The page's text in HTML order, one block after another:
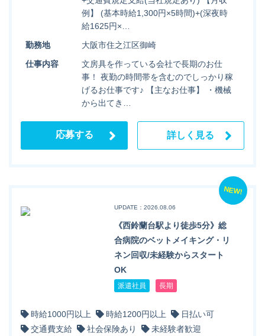
例】 (基本時給1,300円×5時間)+(深夜時
給1625円×…
勤務地
大阪市住之江区御崎
仕事内容
文房具を作っている会社で長期のお仕
事！ 夜勤の時間帯を含むのでしっかり稼
げるお仕事です♪ 【主なお仕事】 ・機械
から出てき…
応募する 詳しく見る
NEW!
UPDATE：2026.08.06
《西鈴蘭台駅より徒歩5分》総
合病院のベットメイキング・リ
ネン回収/未経験からスタート
OK
派遣社員 長期
時給1000円以上 時給1200円以上
日払い可
交通費支給
社会保険あり
未経験者歓迎